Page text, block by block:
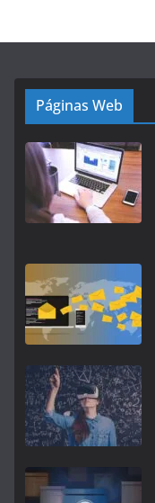
Páginas Web